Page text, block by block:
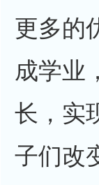
更多的
成学业
长，实
子们改